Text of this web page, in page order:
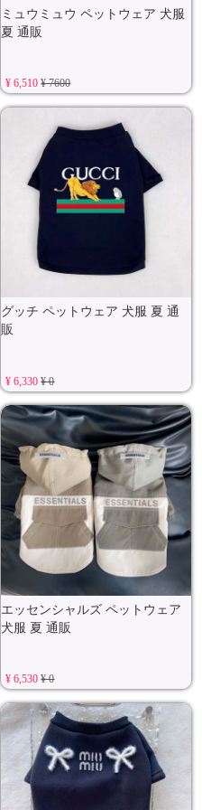
ミュウミュウ ペットウェア 犬服
夏 通販
¥ 6,510¥ 7600
グッチ ペットウェア 犬服 夏 通
販
¥ 6,330¥ 0
エッセンシャルズ ペットウェア
犬服 夏 通販
¥ 6,530¥ 0